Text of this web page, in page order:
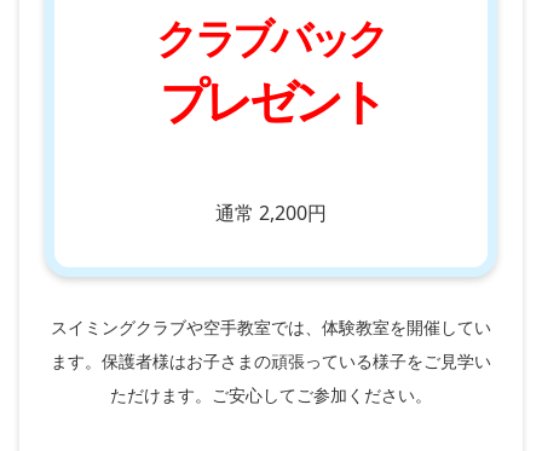
クラブバック
プレゼント
通常 2,200円
スイミングクラブや空手教室では、体験教室を開催してい
ます。保護者様はお子さまの頑張っている様子をご見学い
ただけます。ご安心してご参加ください。